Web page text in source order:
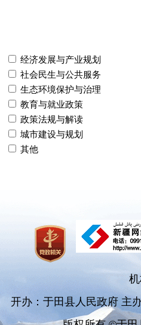
经济发展与产业规划
社会民生与公共服务
生态环境保护与治理
教育与就业政策
政策法规与解读
城市建设与规划
其他
开办：于田县人民政府 主